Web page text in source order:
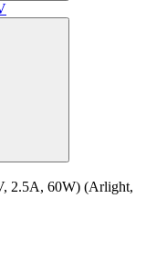
2.5A, 60W) (Arlight,